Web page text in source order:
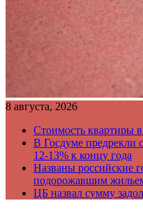
8 августа, 2026
Стоимость квартиры
В Госдуме предрекли
12-13% к концу года
Названы российские
подорожавшим
ЦБ назвал сумму